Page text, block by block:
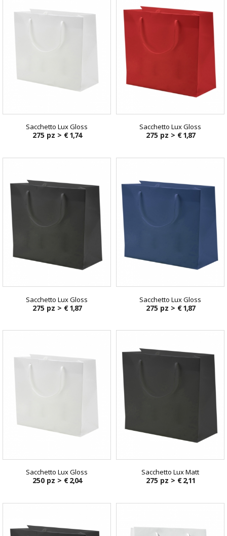
Sacchetto Lux Gloss
275 pz > € 1,74
Sacchetto Lux Gloss
275 pz > € 1,87
Sacchetto Lux Gloss
275 pz > € 1,87
Sacchetto Lux Gloss
275 pz > € 1,87
Sacchetto Lux Gloss
250 pz > € 2,04
Sacchetto Lux Matt
275 pz > € 2,11